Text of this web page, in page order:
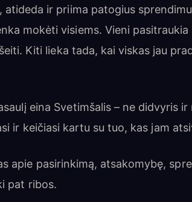
atideda ir priima patogius
mokėti visiems. Vieni
Kiti lieka tada, kai viskas jau
eina Svetimšalis – ne didvyris
ir keičiasi kartu su tuo, kas jam
apie pasirinkimą, atsakomybę,
pat ribos.